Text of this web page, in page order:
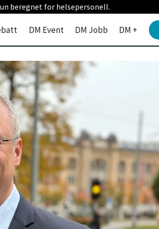
beregnet for helsepersonell.
DM Event DM Jobb DM +